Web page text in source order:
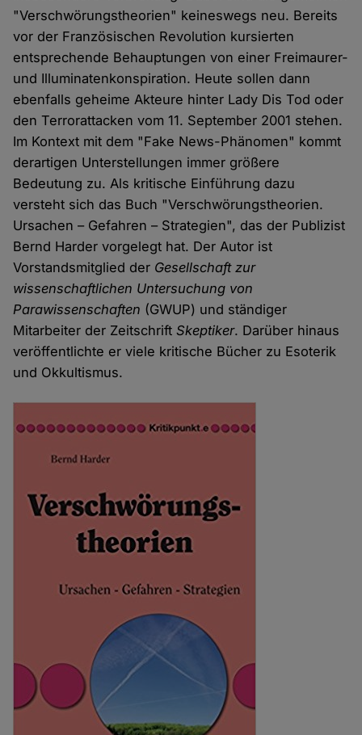
"Verschwörungstheorien" keineswegs neu. Bereits
vor der Französischen Revolution kursierten
entsprechende Behauptungen von einer Freimaurer-
und Illuminatenkonspiration. Heute sollen dann
ebenfalls geheime Akteure hinter Lady Dis Tod oder
den Terrorattacken vom 11. September 2001 stehen.
Im Kontext mit dem "Fake News-Phänomen" kommt
derartigen Unterstellungen immer größere
Bedeutung zu. Als kritische Einführung dazu
versteht sich das Buch "Verschwörungstheorien.
Ursachen – Gefahren – Strategien", das der Publizist
Bernd Harder vorgelegt hat. Der Autor ist
Vorstandsmitglied der Gesellschaft zur
wissenschaftlichen Untersuchung von
Parawissenschaften (GWUP) und ständiger
Mitarbeiter der ZeitschriftSkeptiker. Darüber hinaus
veröffentlichte er viele kritische Bücher zu Esoterik
und Okkultismus.